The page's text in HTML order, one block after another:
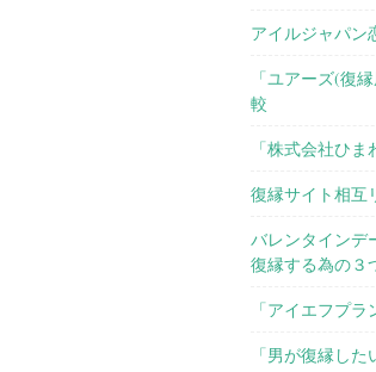
アイルジャパン
「ユアーズ(復
較
「株式会社ひ
復縁サイト相互
バレンタインデ
復縁する為の３
「アイエフプ
「男が復縁し